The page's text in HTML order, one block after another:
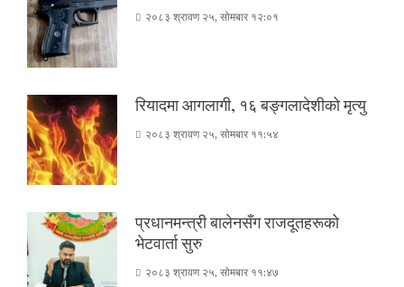
२०८३ श्रावण २५, सोमबार १२:०१
रियादमा आगलागी, १६ बङ्गलादेशीको मृत्यु
२०८३ श्रावण २५, सोमबार ११:५४
प्रधानमन्त्री बालेनसँग राजदूतहरूको
भेटवार्ता सुरु
२०८३ श्रावण २५, सोमबार ११:४७